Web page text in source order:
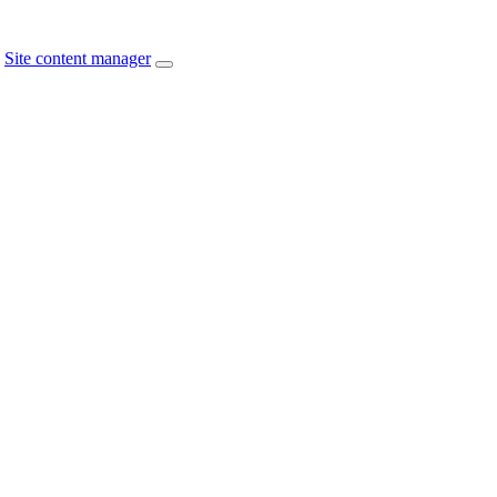
Site content manager